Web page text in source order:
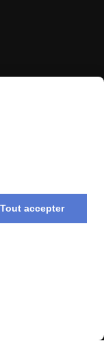
Tout accepter